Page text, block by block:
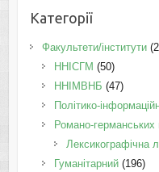
Категорії
Факультети/інститути(2
ННІСГМ (50)
ННІМВНБ (47)
Політико-
Романо-германських
Лексикографічна
Гуманітарний(196)